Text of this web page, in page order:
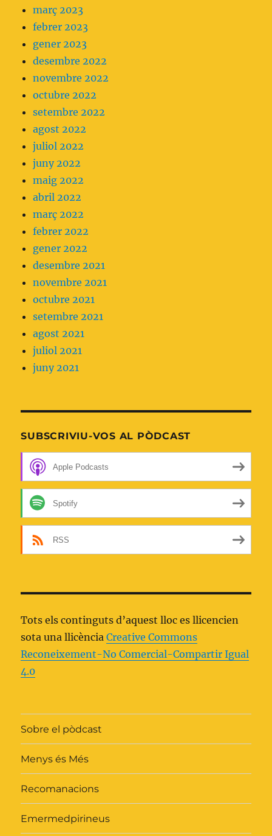
març 2023
febrer 2023
gener 2023
desembre 2022
novembre 2022
octubre 2022
setembre 2022
agost 2022
juliol 2022
juny 2022
maig 2022
abril 2022
març 2022
febrer 2022
gener 2022
desembre 2021
novembre 2021
octubre 2021
setembre 2021
agost 2021
juliol 2021
juny 2021
SUBSCRIVIU-VOS AL PÒDCAST
Apple Podcasts
Spotify
RSS
Tots els continguts d’aquest lloc es llicencien
sota una llicènciaCreative Commons
Reconeixement-No Comercial-Compartir Igual
4.0
Sobre el pòdcast
Menys és Més
Recomanacions
Emermedpirineus